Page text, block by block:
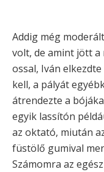
Addig még
volt, de amint jött a
ossal, Iván
kell, a pályát
átrendezte a
egyik lassítón
az oktató, miután
füstölő gumival
Számomra az